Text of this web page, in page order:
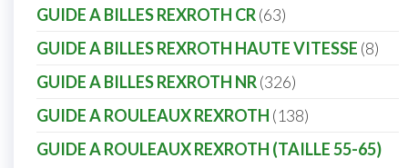
GUIDE A BILLES REXROTH CR 63
GUIDE A BILLES REXROTH HAUTE VITESSE 8
GUIDE A BILLES REXROTH NR 326
GUIDE A ROULEAUX REXROTH 138
GUIDE A ROULEAUX REXROTH (TAILLE 55-65)